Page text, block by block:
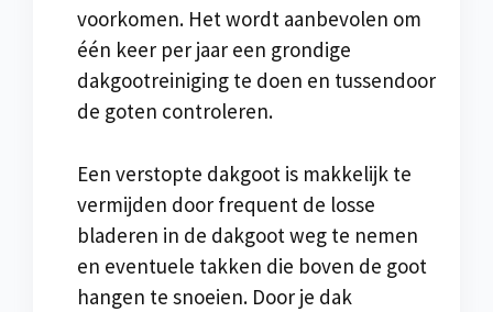
voorkomen. Het wordt aanbevolen om
één keer per jaar een grondige
dakgootreiniging te doen en tussendoor
de goten controleren.
Een verstopte dakgoot is makkelijk te
vermijden door frequent de losse
bladeren in de dakgoot weg te nemen
en eventuele takken die boven de goot
hangen te snoeien. Door je dak